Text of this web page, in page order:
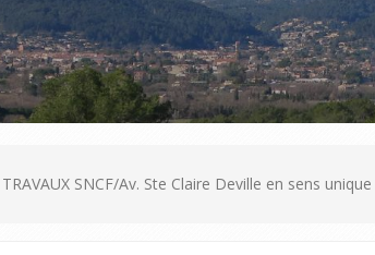
TRAVAUX SNCF/Av. Ste Claire Deville en sens unique